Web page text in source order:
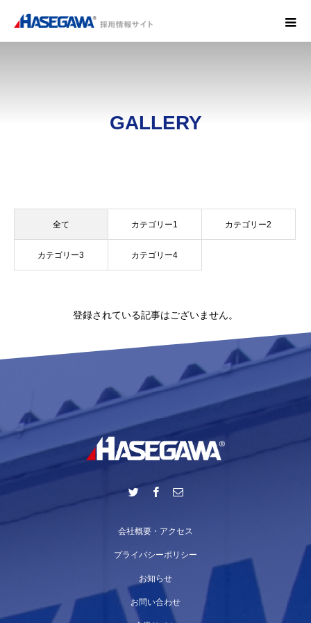
GALLERY
全て カテゴリー1 カテゴリー2
カテゴリー3 カテゴリー4
登録されている記事はございません。
会社概要・アクセス
プライバシーポリシー
お知らせ
お問い合わせ